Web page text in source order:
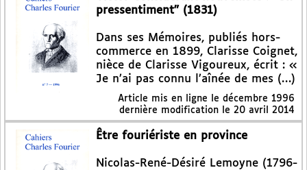
pressentiment" (1831)
Dans ses Mémoires, publiés hors-
commerce en 1899, Clarisse Coignet,
nièce de Clarisse Vigoureux, écrit : «
Je n’ai pas connu l’aînée de mes (…)
Article mis en ligne le décembre 1996
dernière modification le 20 avril 2014
Être fouriériste en province
Nicolas-René-Désiré Lemoyne (1796-